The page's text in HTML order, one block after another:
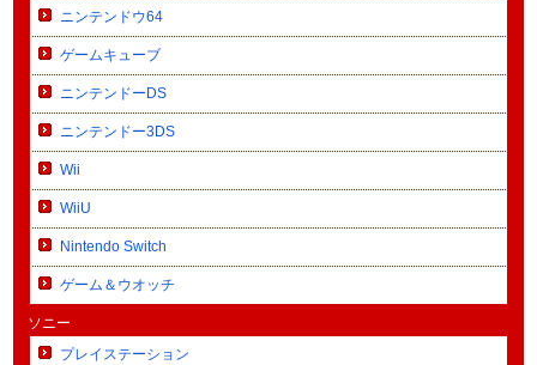
ニンテンドウ64
ゲームキューブ
ニンテンドーDS
ニンテンドー3DS
Wii
WiiU
Nintendo Switch
ゲーム＆ウオッチ
ソニー
プレイステーション